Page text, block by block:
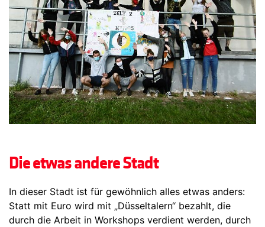
Die etwas andere Stadt
In dieser Stadt ist für gewöhnlich alles etwas anders:
Statt mit Euro wird mit „Düsseltalern“ bezahlt, die
durch die Arbeit in Workshops verdient werden, durch